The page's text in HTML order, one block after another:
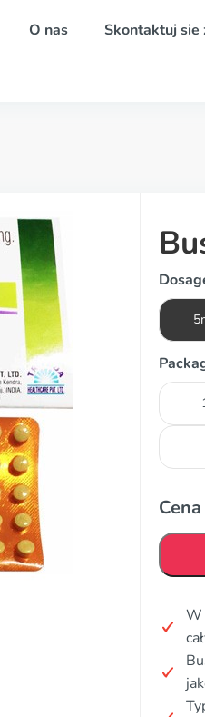
O nas Skontaktuj sie
W